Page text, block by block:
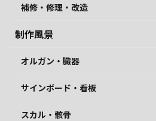
補修・修理・改造
制作風景
オルガン・臓器
サインボード・看板
スカル・骸骨